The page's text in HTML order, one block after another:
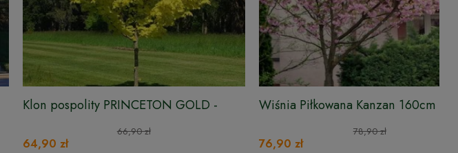
Klon pospolity PRINCETON GOLD -
160-170 cm
66,90 zł
64,90 zł
Wiśnia Piłkowana Kanzan 160cm
78,90 zł
76,90 zł